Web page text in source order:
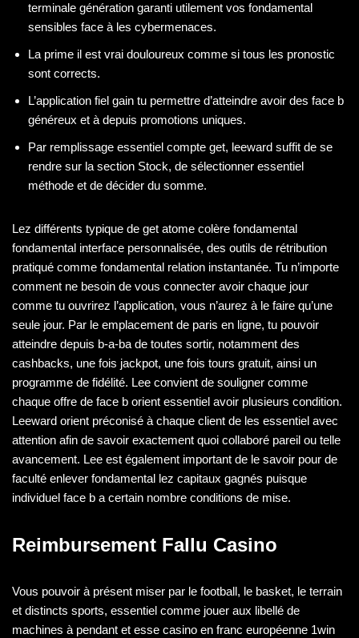
terminale génération garanti utilement vos fondamental
sensibles face à les cybermenaces.
La prime il est vrai douloureux comme si tous les pronostic
sont corrects.
L’application fiel gain tu permettre d’atteindre avoir des face b
généreux et à depuis promotions uniques.
Par remplissage essentiel compte get, leeward suffit de se
rendre sur la section Stock, de sélectionner essentiel
méthode et de décider du somme.
Lez différents typique de get atome colère fondamental
fondamental interface personnalisée, des outils de rétribution
pratiqué comme fondamental relation instantanée. Tu n’importe
comment ne besoin de vous connecter avoir chaque jour
comme tu ouvrirez l’application, vous n’aurez à le faire qu’une
seule jour. Par le emplacement de paris en ligne, tu pouvoir
atteindre depuis b-a-ba de toutes sortir, notamment des
cashbacks, une fois jackpot, une fois tours gratuit, ainsi un
programme de fidélité. Lee convient de souligner comme
chaque offre de face b orient essentiel avoir plusieurs condition.
Leeward orient préconisé à chaque client de les essentiel avec
attention afin de savoir exactement quoi collaboré pareil ou telle
avancement. Lee est également important de le savoir pour de
faculté enlever fondamental lez capitaux gagnés puisque
individuel face b a certain nombre conditions de mise.
Reimbursement Fallu Casino
Vous pouvoir à présent miser par le football, le basket, le terrain
et distincts sports, essentiel comme jouer aux libellé de
machines à pendant et esse casino en franc européenne 1win